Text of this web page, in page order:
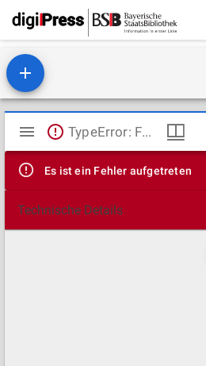
Mirador
Viewer
TypeError: Failed to fetch
Es ist ein Fehler aufgetreten
Technische Details